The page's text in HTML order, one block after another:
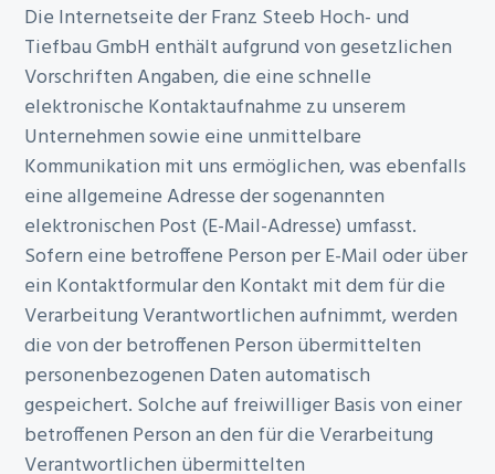
Die Internetseite der Franz Steeb Hoch- und
Tiefbau GmbH enthält aufgrund von gesetzlichen
Vorschriften Angaben, die eine schnelle
elektronische Kontaktaufnahme zu unserem
Unternehmen sowie eine unmittelbare
Kommunikation mit uns ermöglichen, was ebenfalls
eine allgemeine Adresse der sogenannten
elektronischen Post (E-Mail-Adresse) umfasst.
Sofern eine betroffene Person per E-Mail oder über
ein Kontaktformular den Kontakt mit dem für die
Verarbeitung Verantwortlichen aufnimmt, werden
die von der betroffenen Person übermittelten
personenbezogenen Daten automatisch
gespeichert. Solche auf freiwilliger Basis von einer
betroffenen Person an den für die Verarbeitung
Verantwortlichen übermittelten